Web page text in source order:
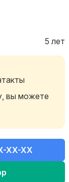
5 лет
вы можете
XX-XX